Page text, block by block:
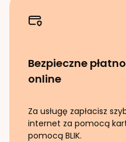
Bezpieczne
online
Za usługę zapłacisz
internet za pomocą
pomocą BLIK.